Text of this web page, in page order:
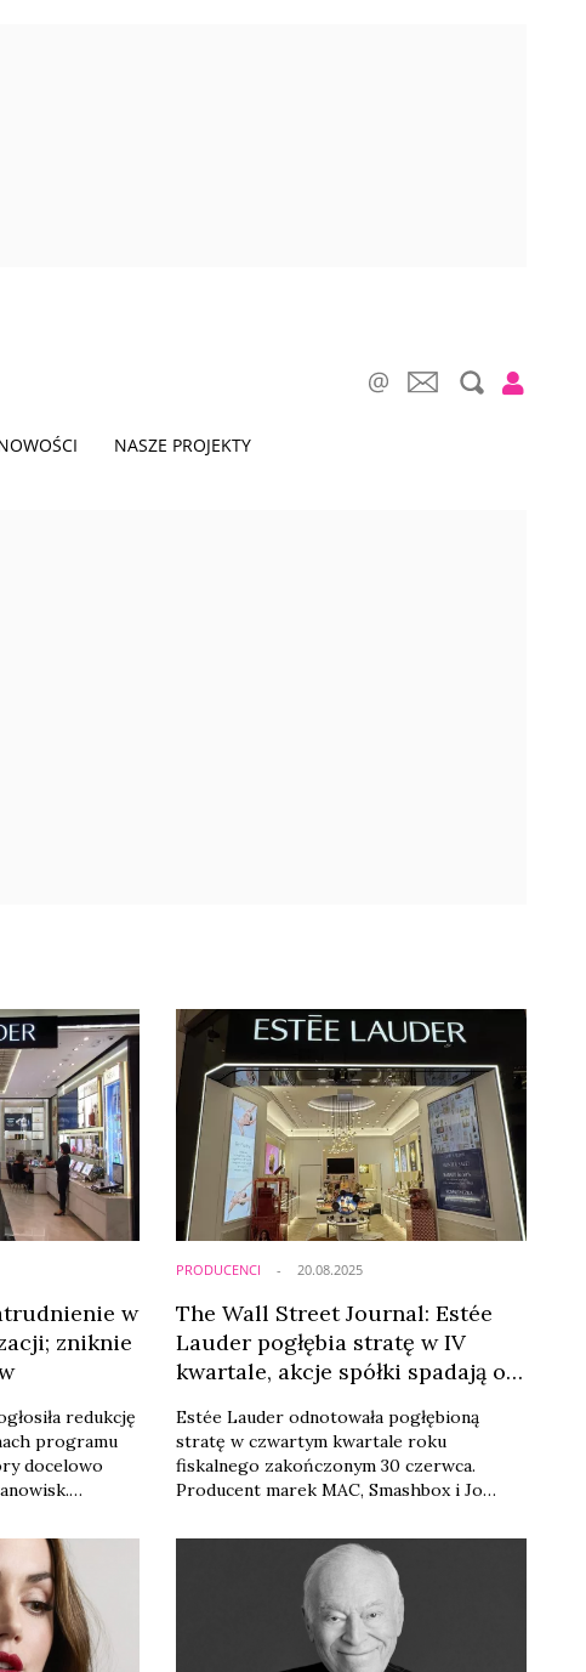
NASZE PROJEKTY
w
zniknie
redukcję
programu
docelowo
całej firmy.
13 sierpnia i
w
PRODUCENCI
The Wall Street Journal: Estée
Lauder pogłębia stratę w IV
kwartale, akcje spółki spadają o
Estée Lauder odnotowała pogłębioną
stratę w czwartym kwartale roku
fiskalnego zakończonym 30 czerwca.
Producent marek MAC, Smashbox i Jo
546 milionów dolarów, czyli 1,51 dol. na
akcję. Rok wcześniej strata wyniosła 284
milionów dolarów, czyli 79 centów na akcję.
Wynik ten negatywnie wpłynął na
notowania spółki – kurs akcji Estée Lauder
spadł w środę na rynku przed sesją o ...
20.08.2025